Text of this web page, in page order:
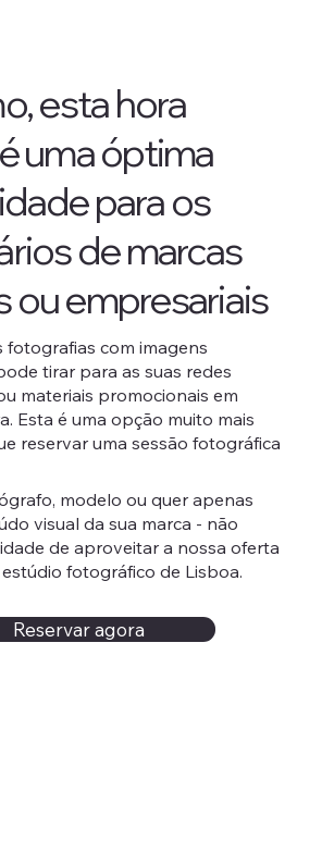
esta hora
uma óptima
para os
de marcas
ou empresariais
fotografias com imagens
tirar para as suas redes
materiais promocionais em
Esta é uma opção muito mais
reservar uma sessão fotográfica
modelo ou quer apenas
visual da sua marca - não
de aproveitar a nossa oferta
fotográfico de Lisboa.
Reservar agora